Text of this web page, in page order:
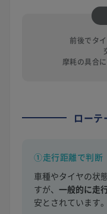
前後でタ
摩耗の具合
ロー
①走行距離で判断
車種やタイヤの状
すが、 一般的に走
安とされています。